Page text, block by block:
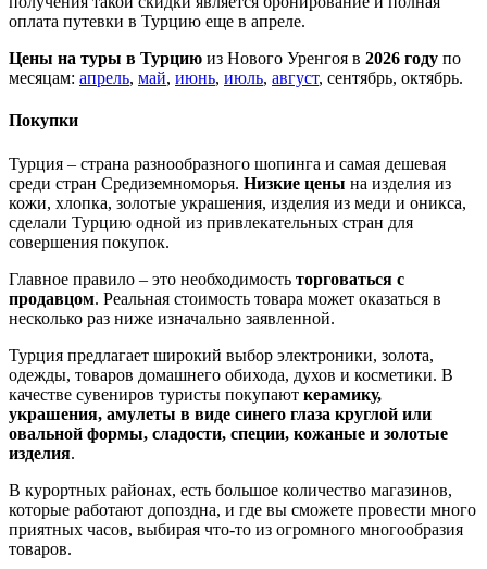
оплата путевки в Турцию еще в апреле.
Цены на туры в Турцию из Нового Уренгоя в 2026 году по
месяцам: апрель, май, июнь, июль, август, сентябрь, октябрь.
Покупки
Турция – страна разнообразного шопинга и самая дешевая
среди стран Средиземноморья. Низкие цены на изделия из
кожи, хлопка, золотые украшения, изделия из меди и оникса,
сделали Турцию одной из привлекательных стран для
совершения покупок.
Главное правило – это необходимость торговаться с
продавцом. Реальная стоимость товара может оказаться в
несколько раз ниже изначально заявленной.
Турция предлагает широкий выбор электроники, золота,
одежды, товаров домашнего обихода, духов и косметики. В
качестве сувениров туристы покупают керамику,
украшения, амулеты в виде синего глаза круглой или
овальной формы, сладости, специи, кожаные и золотые
изделия.
В курортных районах, есть большое количество магазинов,
которые работают допоздна, и где вы сможете провести много
приятных часов, выбирая что-то из огромного многообразия
товаров.